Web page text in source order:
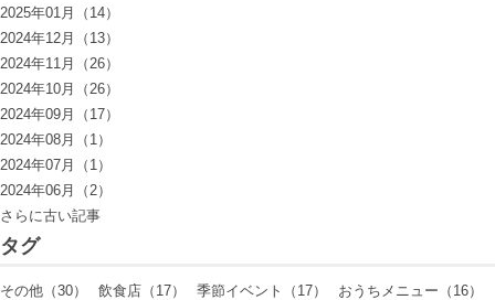
2025年01月（14）
2024年12月（13）
2024年11月（26）
2024年10月（26）
2024年09月（17）
2024年08月（1）
2024年07月（1）
2024年06月（2）
さらに古い記事
タグ
その他（30） 飲食店（17） 季節イベント（17）
おうちメニュー（16）